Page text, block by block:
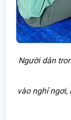
Người dân
vào nghỉ